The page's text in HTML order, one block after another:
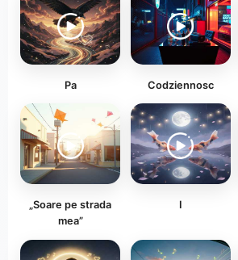
Ра Codziennosc
„Soare pe strada
mea”
I